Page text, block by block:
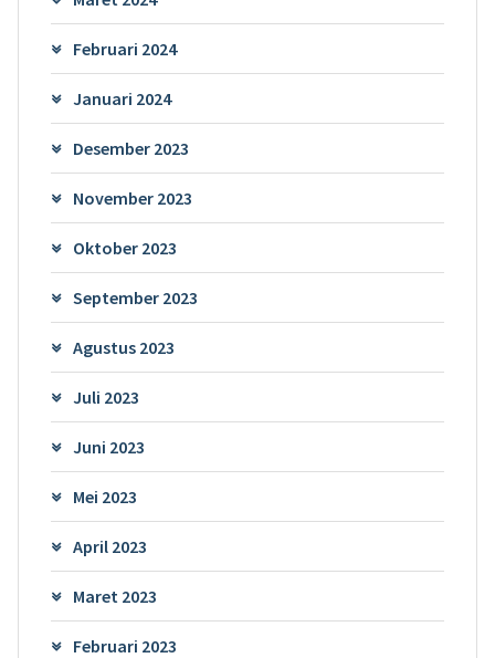
Februari 2024
Januari 2024
Desember 2023
November 2023
Oktober 2023
September 2023
Agustus 2023
Juli 2023
Juni 2023
Mei 2023
April 2023
Maret 2023
Februari 2023